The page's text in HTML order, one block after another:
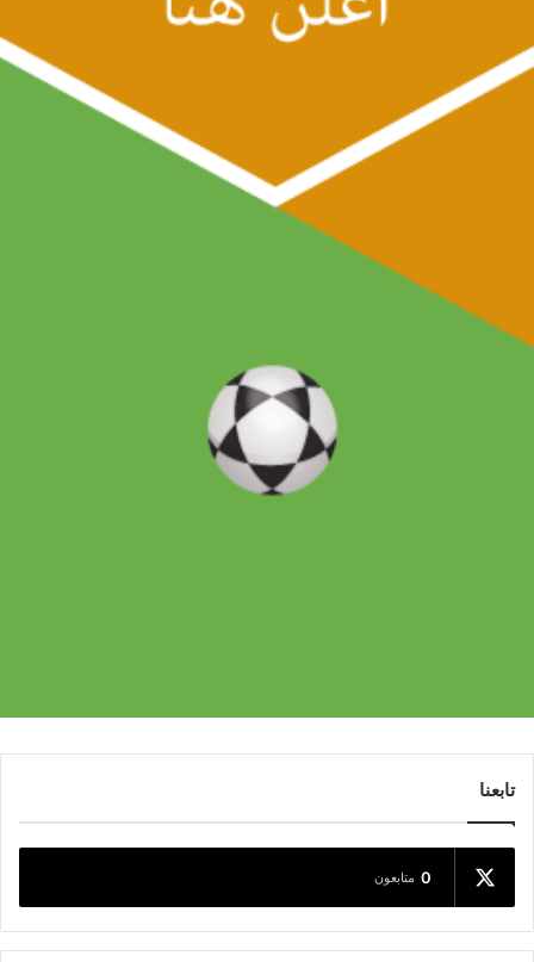
تابعنا
0 متابعون